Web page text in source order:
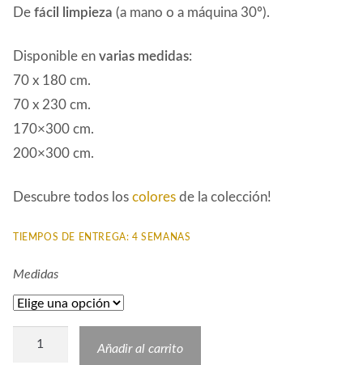
De fácil limpieza (a mano o a máquina 30º).
Disponible en varias medidas:
70 x 180 cm.
70 x 230 cm.
170×300 cm.
200×300 cm.
Descubre todos los colores de la colección!
TIEMPOS DE ENTREGA: 4 SEMANAS
Medidas
Alfombra
Añadir al carrito